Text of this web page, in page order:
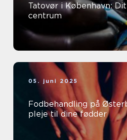
Tatovør i København:
centrum
05. juni 2025
Fodbehandling på
pleje til dine fødder